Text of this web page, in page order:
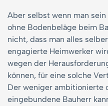
Aber selbst wenn man
ohne Bodenbeläge beim
nicht, dass man alles
engagierte Heimwerker
wegen der
können, für eine solche
Der weniger ambitionierte
eingebundene Bauherr